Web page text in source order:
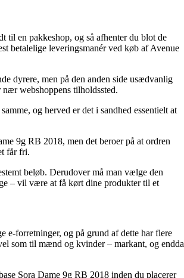
til en pakkeshop, og så afhenter du blot de
betalelige leveringsmanér ved køb af Avenue
dyrere, men på den anden side usædvanlig
webshoppens tilholdssted.
og herved er det i sandhed essentielt at
9g RB 2018, men det beroer på at ordren
får fri.
beløb. Derudover må man vælge den
– vil være at få kørt dine produkter til et
e-forretninger, og på grund af dette har flere
som til mænd og kvinder – markant, og endda
Sora Dame 9g RB 2018 inden du placerer